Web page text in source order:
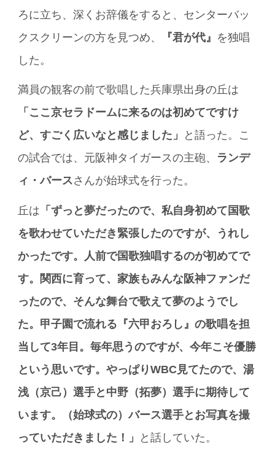
ろに立ち、深くお辞儀をすると、センターバッ
クスクリーンの方を見つめ、
『君が代』 を独唱
した。
満員の観客の前で歌唱した兵庫県出身の丘は
「ここ京セラドームに来るのは初めてですけ
ど、すごく広いなと感じました」
と語った。こ
の試合では、元阪神タイガースの主砲、 ランデ
ィ・バースさんが始球式を行った。
丘は 「ずっと夢だったので、私自身初めて国歌
を歌わせていただき緊張したのですが、うれし
かったです。人前で国歌独唱するのが初めてで
す。関西に育って、家族もみんな阪神ファンだ
ったので、そんな舞台で歌えて夢のようでし
た。甲子園で流れる『六甲おろし』の歌唱を担
当して3年目。毎年思うのですが、今年こそ優勝
という思いです。やっぱりWBC見てたので、湯
浅（京己）選手と中野（拓夢）選手に期待して
います。（始球式の）バース選手とお写真を撮
っていただきました！」
と話していた。